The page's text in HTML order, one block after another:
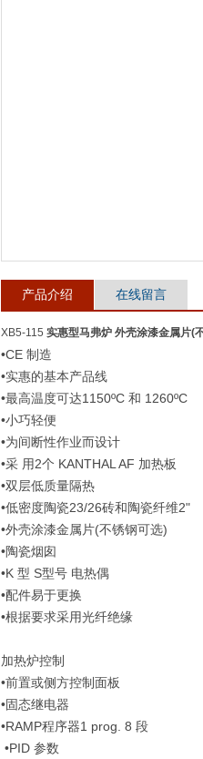
产品介绍 在线留言
XB5-115 实惠型马弗炉 外壳涂漆金属片(
•CE 制造
•实惠的基本产品线
•最高温度可达1150ºC 和 1260ºC
•小巧轻便
•为间断性作业而设计
•采 用2个 KANTHAL AF 加热板
•双层低质量隔热
•低密度陶瓷23/26砖和陶瓷纤维2"
•外壳涂漆金属片(不锈钢可选)
•陶瓷烟囱
•K 型 S型号 电热偶
•配件易于更换
•根据要求采用光纤绝缘
加热炉控制
•前置或侧方控制面板
•固态继电器
•RAMP程序器1 prog. 8 段
•PID 参数